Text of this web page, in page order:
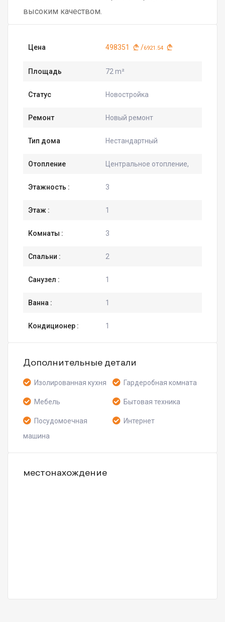
высоким качеством.
Цена 498351 /6921.54
Площадь 72 m²
Статус Новостройка
Ремонт Новый ремонт
Тип дома Нестандартный
Отопление Центральное отопление,
Этажность : 3
Этаж : 1
Комнаты : 3
Спальни : 2
Санузел : 1
Ванна : 1
Кондиционер : 1
Дополнительные детали
Изолированная кухня Гардеробная комната
Мебель Бытовая техника
Посудомоечная
машина
Интернет
местонахождение